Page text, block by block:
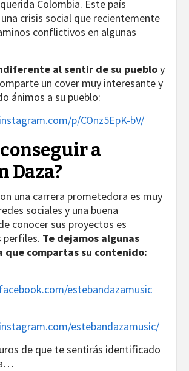
Colombia. Este país
crisis social que recientemente
conflictivos en algunas
al sentir de su puebloy
un cover muy interesante y
ánimos a su pueblo:
p/COnz5EpK-bV/
a
Daza?
una carrera prometedora es muy
sociales y una buena
conocer sus proyectos es
perfiles. Te dejamos algunas
que compartas su contenido:
estebandazamusic
estebandazamusic/
de que te sentirás identificado